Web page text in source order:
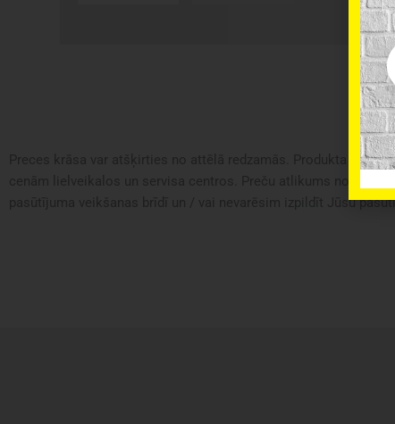
Preces krāsa var atšķirties no attēlā redzamās. Produkta
pasūtījuma veikšanas brīdī un / vai nevarēsim izpildīt Jūsu